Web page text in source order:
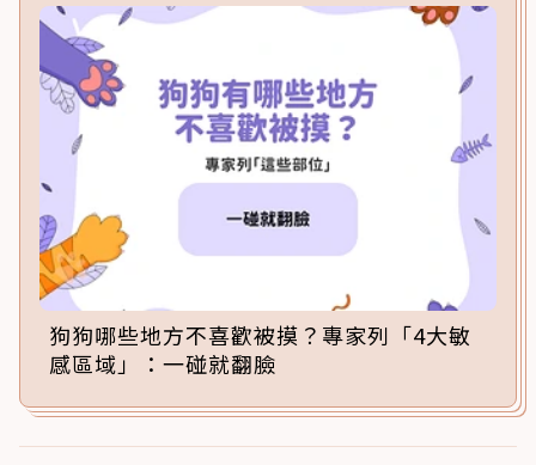
狗狗哪些地方不喜歡被摸？專家列「4大敏
感區域」：一碰就翻臉